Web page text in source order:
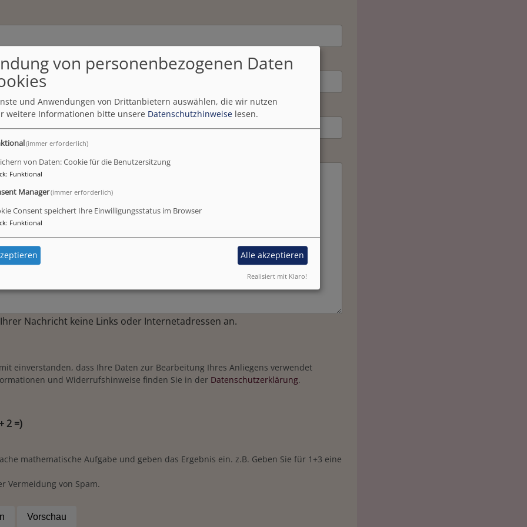
Nachricht keine Links oder Internetadressen an.
einverstanden, dass Ihre Daten zur Bearbeitung Ihres Anliegens verwendet
und Widerrufshinweise finden Sie in der Datenschutzerklärung.
2 =)
mathematische Aufgabe und geben das Ergebnis ein. z.B. Geben Sie für 1+3 eine
Vermeidung von Spam.
von personenbezogenen Daten
und Anwendungen von Drittanbietern auswählen, die wir nutzen
weitere Informationen bitte unsere Datenschutzhinweise lesen.
(immer erforderlich)
von Daten: Cookie für die Benutzersitzung
: Funktional
Manager(immer erforderlich)
Consent speichert Ihre Einwilligungsstatus im Browser
: Funktional
Alle akzeptieren
Realisiert mit Klaro!